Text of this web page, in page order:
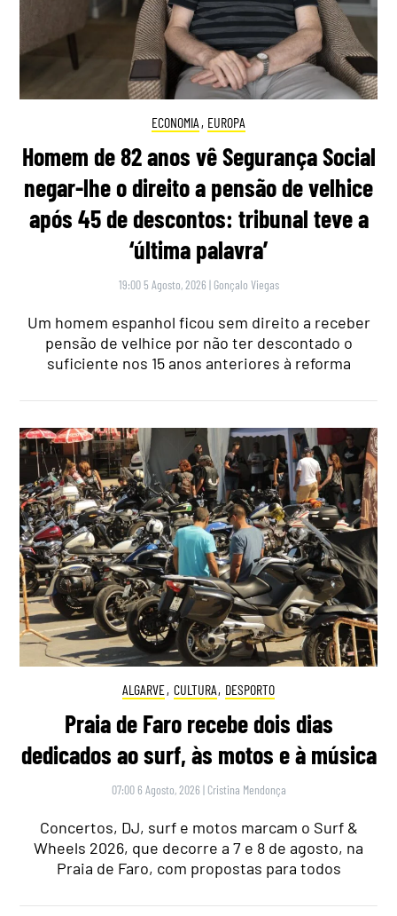
ECONOMIA , EUROPA
Homem de 82 anos vê Segurança Social
negar-lhe o direito a pensão de velhice
após 45 de descontos: tribunal teve a
‘última palavra’
19:00 5 Agosto, 2026 | Gonçalo Viegas
Um homem espanhol ficou sem direito a receber
pensão de velhice por não ter descontado o
suficiente nos 15 anos anteriores à reforma
ALGARVE, CULTURA, DESPORTO
Praia de Faro recebe dois dias
dedicados ao surf, às motos e à música
07:00 6 Agosto, 2026 | Cristina Mendonça
Concertos, DJ, surf e motos marcam o Surf &
Wheels 2026, que decorre a 7 e 8 de agosto, na
Praia de Faro, com propostas para todos